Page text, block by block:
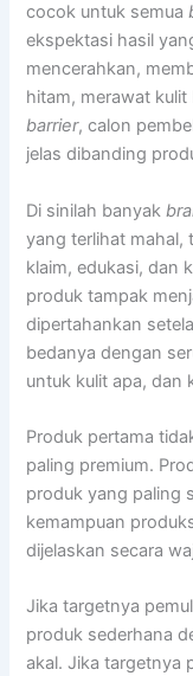
cocok untuk semua
ekspektasi hasil
mencerahkan,
hitam, merawat
barrier, calon
jelas dibanding
Di sinilah banyak
yang terlihat mahal,
klaim, edukasi, dan
produk tampak
dipertahankan
bedanya dengan
untuk kulit apa, dan
Produk pertama
paling premium.
produk yang paling
kemampuan
dijelaskan secara
Jika targetnya
produk sederhana
akal. Jika targetnya